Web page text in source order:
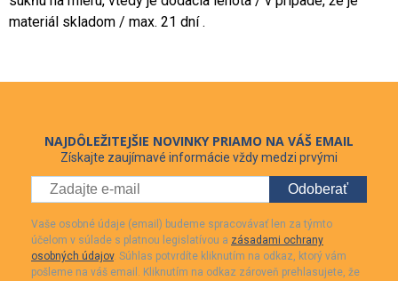
materiál skladom / max. 21 dní .
NAJDÔLEŽITEJŠIE NOVINKY PRIAMO NA VÁŠ EMAIL
Získajte zaujímavé informácie vždy medzi prvými
Odoberať
Vaše osobné údaje (email) budeme spracovávať len za týmto
účelom v súlade s platnou legislatívou a zásadami ochrany
osobných údajov. Súhlas potvrdíte kliknutím na odkaz, ktorý vám
pošleme na váš email. Kliknutím na odkaz zároveň prehlasujete, že